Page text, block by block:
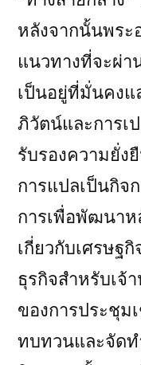
หลังจากนั้นพระ
แนวทางที่จะผ่า
เป็นอยู่ที่มั่นคงแ
ภิวัตน์และการเ
รับรองความยั่ง
การแปลเป็นกิจ
การเพื่อพัฒนา
เกี่ยวกับเศรษฐ
ธุรกิจสำหรับเจ้
ของการประชุม
ทบทวนและจัด